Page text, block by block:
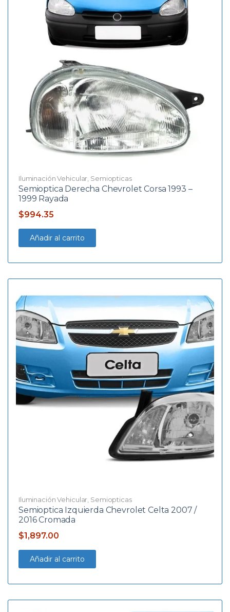
Iluminación Vehicular Semiopticas
Semioptica Derecha Chevrolet Corsa 1993 –
1999 Rayada
$994.35
Añadir al carrito
Iluminación Vehicular Semiopticas
Semioptica Izquierda Chevrolet Celta 2007 /
2016 Cromada
$1,897.00
Añadir al carrito